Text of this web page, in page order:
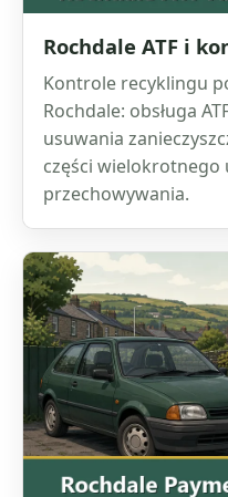
Rochdale ATF i
Kontrole recyklingu
Rochdale: obsługa
usuwania
części wielokrotnego
przechowywania.